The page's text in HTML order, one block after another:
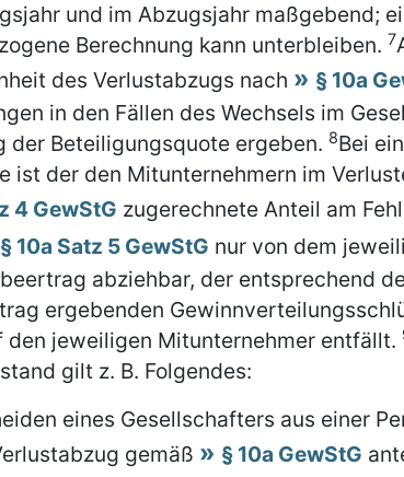
und im Abzugsjahr maßgebend;
Berechnung kann unterbleiben. 7
des Verlustabzugs nach
§ 10a
in den Fällen des Wechsels im
der Beteiligungsquote ergeben. 8Bei
ist der den Mitunternehmern im
4 GewStG zugerechnete Anteil am
§ 10a Satz 5 GewStG nur von dem
abziehbar, der entsprechend
ergebenden
den jeweiligen Mitunternehmer entfällt.
gilt z. B. Folgendes:
eines Gesellschafters aus einer
gemäß
§ 10a GewStG